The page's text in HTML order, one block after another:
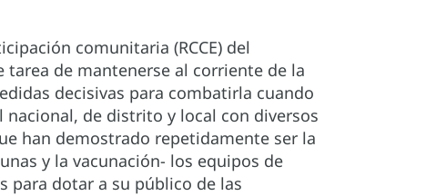
comunitaria (RCCE) del
de mantenerse al corriente de la
decisivas para combatirla cuando
de distrito y local con diversos
han demostrado repetidamente ser la
y la vacunación- los equipos de
para dotar a su público de las